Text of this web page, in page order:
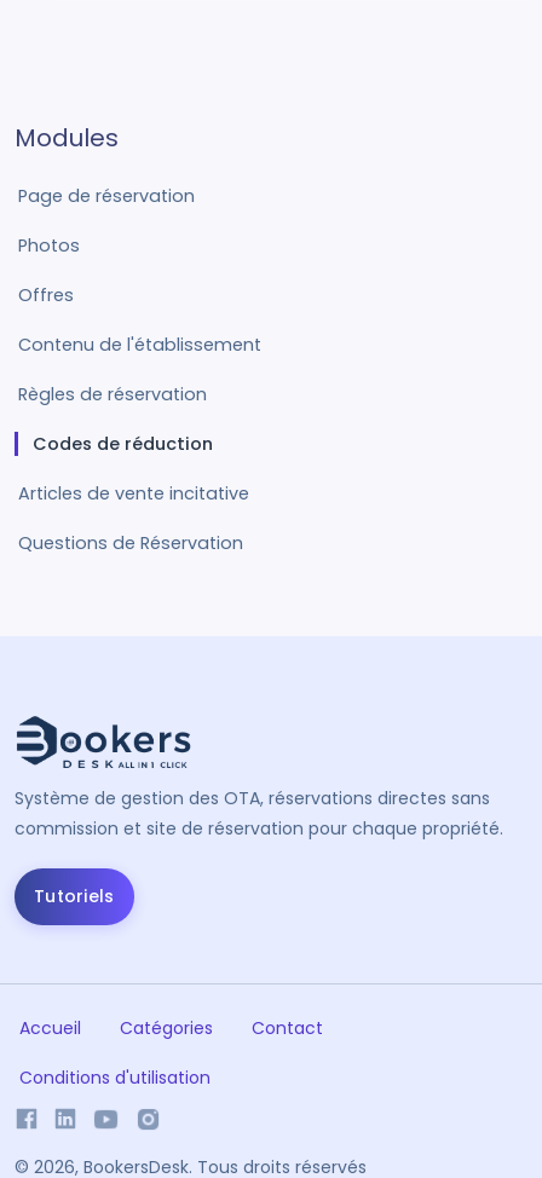
Modules
Page de réservation
Photos
Offres
Contenu de l'établissement
Règles de réservation
Codes de réduction
Articles de vente incitative
Questions de Réservation
Système de gestion des OTA, réservations directes sans
commission et site de réservation pour chaque propriété.
Tutoriels
Accueil Catégories Contact
Conditions d'utilisation
© 2026, BookersDesk. Tous droits réservés